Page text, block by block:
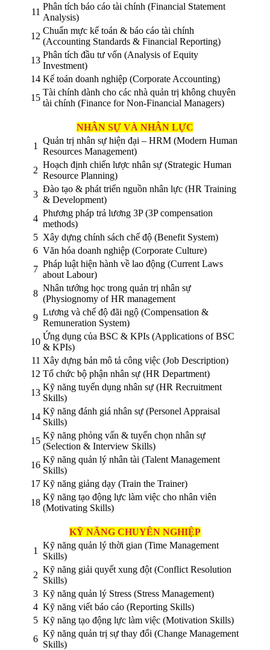
11
Phân tích báo cáo tài chính (Financial Statement
Analysis)
12
Chuẩn mực kế toán & báo cáo tài chính
(Accounting Standards & Financial Reporting)
13
Phân tích đầu tư vốn (Analysis of Equity
Investment)
14 Kế toán doanh nghiệp (Corporate Accounting)
15
Tài chính dành cho các nhà quản trị không chuyên
tài chính (Finance for Non-Financial Managers)
NHÂN SỰ VÀ NHÂN LỰC
1
Quản trị nhân sự hiện đại – HRM (Modern Human
Resources Management)
2
Hoạch định chiến lược nhân sự (Strategic Human
Resource Planning)
3
Đào tạo & phát triển nguồn nhân lực (HR Training
& Development)
4
Phương pháp trả lương 3P (3P compensation
methods)
5 Xây dựng chính sách chế độ (Benefit System)
6 Văn hóa doanh nghiệp (Corporate Culture)
7
Pháp luật hiện hành về lao động (Current Laws
about Labour)
8
Nhân tướng học trong quản trị nhân sự
(Physiognomy of HR management
9
Lương và chế độ đãi ngộ (Compensation &
Remuneration System)
10
Ứng dụng của BSC & KPIs (Applications of BSC
& KPIs)
11 Xây dựng bản mô tả công việc (Job Description)
12 Tổ chức bộ phận nhân sự (HR Department)
13
Kỹ năng tuyển dụng nhân sự (HR Recruitment
Skills)
14
Kỹ năng đánh giá nhân sự (Personel Appraisal
Skills)
15
Kỹ năng phỏng vấn & tuyển chọn nhân sự
(Selection & Interview Skills)
16
Kỹ năng quản lý nhân tài (Talent Management
Skills)
17 Kỹ năng giảng dạy (Train the Trainer)
18
Kỹ năng tạo động lực làm việc cho nhân viên
(Motivating Skills)
KỸ NĂNG CHUYÊN NGHIỆP
1
Kỹ năng quản lý thời gian (Time Management
Skills)
2
Kỹ năng giải quyết xung đột (Conflict Resolution
Skills)
3 Kỹ năng quản lý Stress (Stress Management)
4 Kỹ năng viết báo cáo (Reporting Skills)
5 Kỹ năng tạo động lực làm việc (Motivation Skills)
6
Kỹ năng quản trị sự thay đổi (Change Management
Skills)